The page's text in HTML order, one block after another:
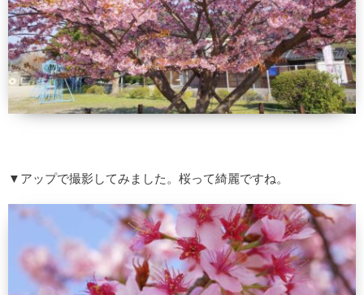
▼アップで撮影してみました。桜って綺麗ですね。